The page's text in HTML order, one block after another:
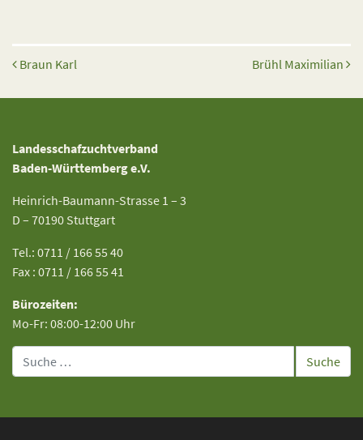
Beitrags-Navigation
Braun Karl Brühl Maximilian
Landesschafzuchtverband
Baden-Württemberg e.V.
Heinrich-Baumann-Strasse 1 – 3
D – 70190 Stuttgart
Tel.: 0711 / 166 55 40
Fax : 0711 / 166 55 41
Bürozeiten:
Mo-Fr: 08:00-12:00 Uhr
Suche